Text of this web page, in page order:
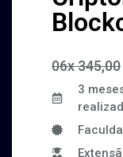
06x 345,00
3